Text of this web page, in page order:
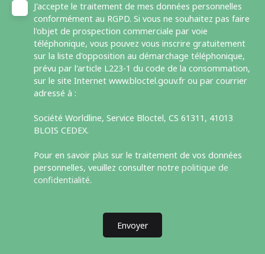
J'accepte le traitement de mes données personnelles
conformément au RGPD. Si vous ne souhaitez pas faire
l'objet de prospection commerciale par voie
téléphonique, vous pouvez vous inscrire gratuitement
sur la liste d'opposition au démarchage téléphonique,
prévu par l'article L223-1 du code de la consommation,
sur le site Internet www.bloctel.gouv.fr ou par courrier
adressé à :
Société Worldline, Service Bloctel, CS 61311, 41013
BLOIS CEDEX.
Pour en savoir plus sur le traitement de vos données
personnelles, veuillez consulter notre politique de
confidentialité.
Envoyer